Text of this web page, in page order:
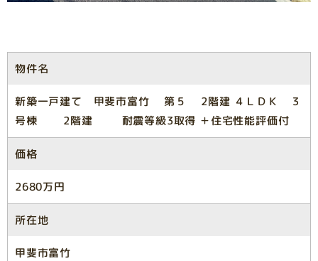
物件名
新築一戸建て 甲斐市富竹 第５ 2階建 ４ＬＤＫ ３
号棟 2階建 耐震等級3取得 ＋住宅性能評価付
価格
2680万円
所在地
甲斐市富竹